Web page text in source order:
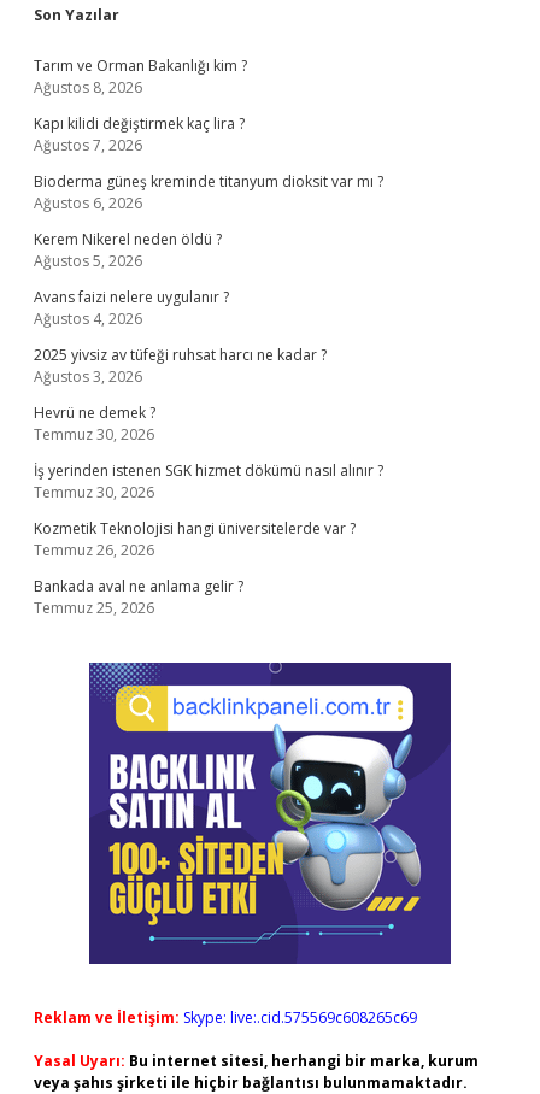
Sidebar
Son Yazılar
Tarım ve Orman Bakanlığı kim ?
Ağustos 8, 2026
Kapı kilidi değiştirmek kaç lira ?
Ağustos 7, 2026
Bioderma güneş kreminde titanyum dioksit var mı ?
Ağustos 6, 2026
Kerem Nikerel neden öldü ?
Ağustos 5, 2026
Avans faizi nelere uygulanır ?
Ağustos 4, 2026
2025 yivsiz av tüfeği ruhsat harcı ne kadar ?
Ağustos 3, 2026
Hevrü ne demek ?
Temmuz 30, 2026
İş yerinden istenen SGK hizmet dökümü nasıl alınır ?
Temmuz 30, 2026
Kozmetik Teknolojisi hangi üniversitelerde var ?
Temmuz 26, 2026
Bankada aval ne anlama gelir ?
Temmuz 25, 2026
Reklam ve İletişim: Skype: live:.cid.575569c608265c69
Yasal Uyarı: Bu internet sitesi, herhangi bir marka, kurum
veya şahıs şirketi ile hiçbir bağlantısı bulunmamaktadır.